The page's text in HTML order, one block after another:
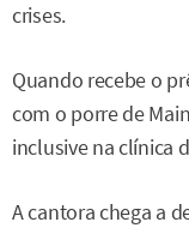
crises.
Quando recebe o
com o porre de
inclusive na clínica
A cantora chega a